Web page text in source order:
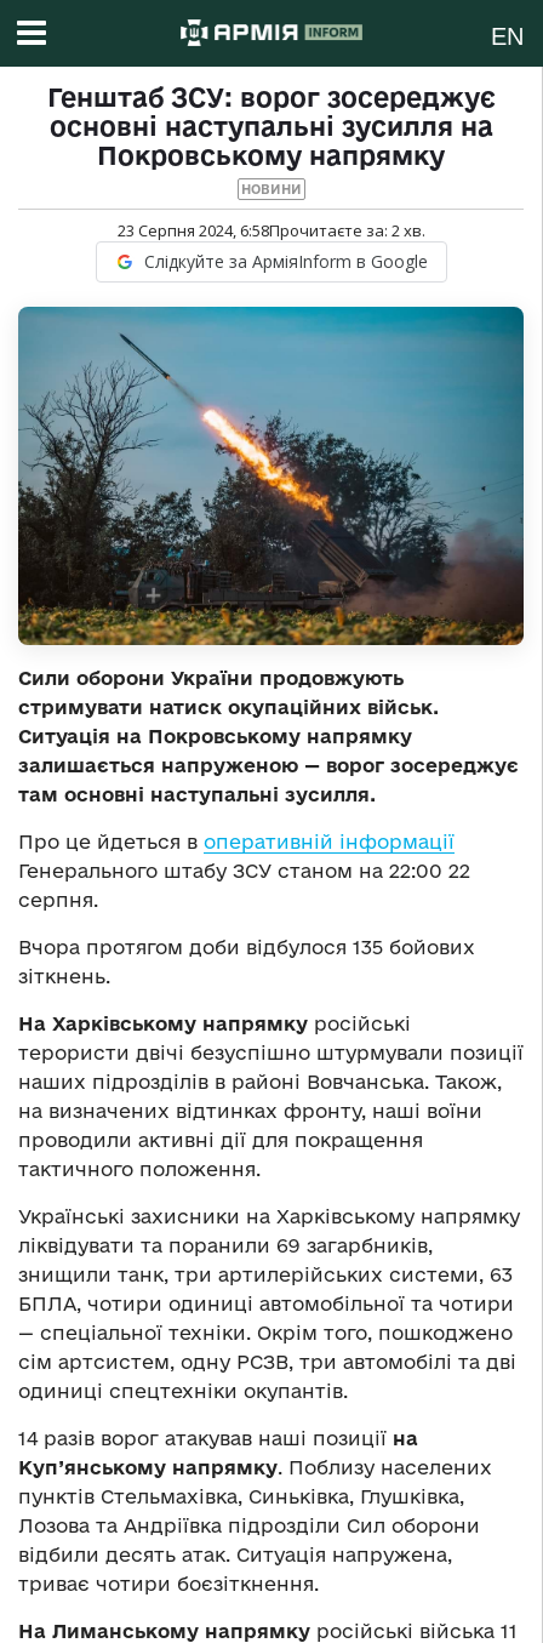
EN
Генштаб ЗСУ: ворог зосереджує
основні наступальні зусилля на
Покровському напрямку
НОВИНИ
23 Серпня 2024, 6:58Прочитаєте за: 2хв.
Слідкуйте за АрміяInform в Google
Сили оборони України продовжують
стримувати натиск окупаційних військ.
Ситуація на Покровському напрямку
залишається напруженою — ворог зосереджує
там основні наступальні зусилля.
Про це йдеться в оперативній інформації
Генерального штабу ЗСУ станом на 22:00 22
серпня.
Вчора протягом доби відбулося 135 бойових
зіткнень.
На Харківському напрямку російські
терористи двічі безуспішно штурмували позиції
наших підрозділів в районі Вовчанська. Також,
на визначених відтинках фронту, наші воїни
проводили активні дії для покращення
тактичного положення.
Українські захисники на Харківському напрямку
ліквідувати та поранили 69 загарбників,
знищили танк, три артилерійських системи, 63
БПЛА, чотири одиниці автомобільної та чотири
— спеціальної техніки. Окрім того, пошкоджено
сім артсистем, одну РСЗВ, три автомобілі та дві
одиниці спецтехніки окупантів.
14 разів ворог атакував наші позиції на
Куп’янському напрямку. Поблизу населених
пунктів Стельмахівка, Синьківка, Глушківка,
Лозова та Андріївка підрозділи Сил оборони
відбили десять атак. Ситуація напружена,
триває чотири боєзіткнення.
На Лиманському напрямку російські війська 11